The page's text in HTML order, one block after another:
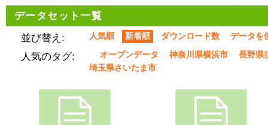
データセット一覧
並び替え:
人気順 新着順 ダウンロード数 データを
人気のタグ: オープンデータ 神奈川県横浜市
長野県
埼玉県さいたま市